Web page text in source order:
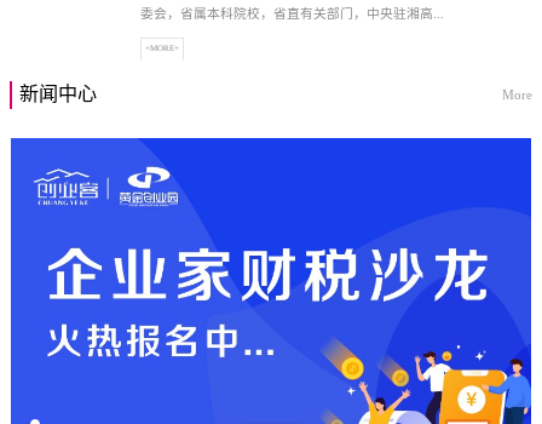
委会，省属本科院校，省直有关部门，中央驻湘高...
+MORE+
新闻中心 More